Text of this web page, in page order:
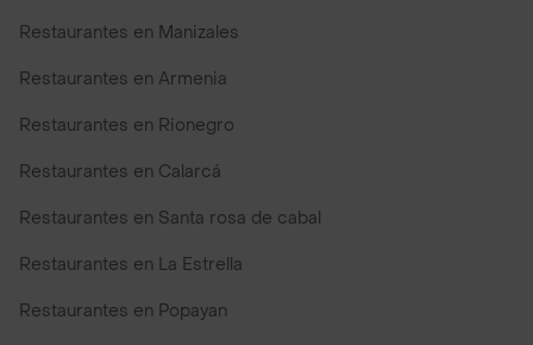
Restaurantes en Manizales
Restaurantes en Armenia
Restaurantes en Rionegro
Restaurantes en Calarcá
Restaurantes en Santa rosa de cabal
Restaurantes en La Estrella
Restaurantes en Popayan